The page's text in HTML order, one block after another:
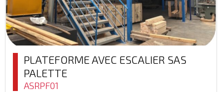
PLATEFORME AVEC ESCALIER SAS
PALETTE
ASRPF01